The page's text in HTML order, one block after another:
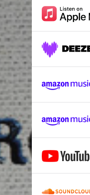
Pencereden
Zahit Bizi
Gül